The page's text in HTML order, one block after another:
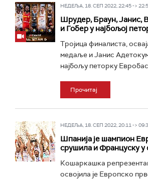
НЕДЕЉА, 18. СЕП 2022, 22:45 ->
Шрудер, Браун, Јанис,
и Гобер у најбољој
Тројица финалиста,
медаље и Јанис
најбољу петорку
Прочитај
НЕДЕЉА, 18. СЕП 2022, 20:11 ->
Шпанија је шампион
срушила и Француску у
Кошаркашка
освојила је Европско